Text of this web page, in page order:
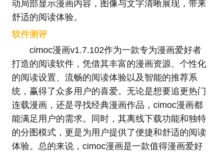
动局部显示漫画内容，图像与文字清晰展现，带来
舒适的阅读体验。
软件测评
cimoc漫画v1.7.102作为一款专为漫画爱好者
打造的阅读软件，凭借其丰富的漫画资源、个性化
的阅读设置、流畅的阅读体验以及智能的推荐系
统，赢得了众多用户的喜爱。无论是想要追更热门
连载漫画，还是寻找经典漫画作品，cimoc漫画都
能满足用户的需求。同时，其离线下载功能和独特
的分图模式，更是为用户提供了便捷和舒适的阅读
体验。总的来说，cimoc漫画是一款值得漫画爱好